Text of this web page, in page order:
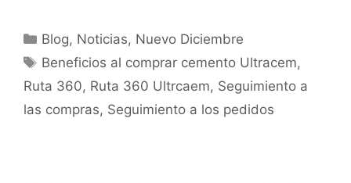
Blog, Noticias, Nuevo Diciembre
Beneficios al comprar cemento Ultracem,
Ruta 360, Ruta 360 Ultrcaem, Seguimiento a
las compras, Seguimiento a los pedidos